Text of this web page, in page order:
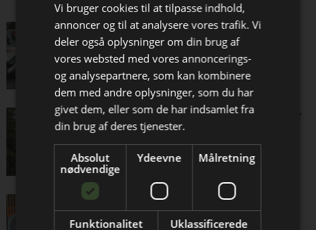
Bliv opdateret hver dag
Få de vigtigste nyheder om
byggebranchen
direkte i din indbakke
Forlængelse af
Hillerødmotorvej 30 procent
dyrere end budgetteret
Regeringen spænder ben for
at bevare bygningsarven
Milliarder at spare for
boligejerne
Vi bruger cookies til at tilpasse indhold,
annoncer og til at analysere vores trafik. Vi
deler også oplysninger om din brug af
vores websted med vores annoncerings-
og analysepartnere, som kan kombinere
dem med andre oplysninger, som du har
givet dem, eller som de har indsamlet fra
din brug af deres tjenester.
Absolut
nødvendige
Ydeevne Målretning
Funktionalitet Uklassificerede